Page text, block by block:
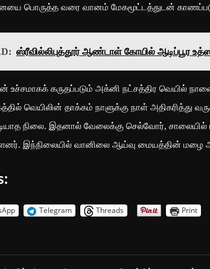
பொருத்த வரை வானம் மேகமூட்டத்துடன்
ஸ்ரீவில்லிபுத்தூர் ஆண்டாள் கோயில் ஆடிப்பூர
உச்சமாகக் கருதப்படும் அக்னி நட்சத்திர வெயில்
வெயிலின் தாக்கம் நாளுக்கு நாள் அதிகரித்து
நிலை. இதனால் வேலைக்கு செல்வோர்,
இந்நிலையில் வானிலை ஆய்வு மையத்தின் மழை
Telegram Threads Print